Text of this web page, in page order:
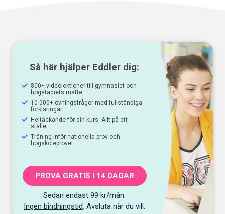
Så här hjälper Eddler dig:
800+ videolektioner till gymnasiet och
högstadiets matte.
10 000+ övningsfrågor med fullständiga
förklaringar.
Heltäckande för din kurs. Allt på ett
ställe.
Träning inför nationella prov och
högskoleprovet.
PROVA GRATIS I 14 DAGAR
Sedan endast 99 kr/mån.
Ingen bindningstid. Avsluta när du vill.